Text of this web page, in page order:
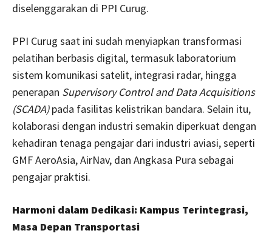
diselenggarakan di PPI Curug.
PPI Curug saat ini sudah menyiapkan transformasi
pelatihan berbasis digital, termasuk laboratorium
sistem komunikasi satelit, integrasi radar, hingga
penerapan Supervisory Control and Data Acquisitions
(SCADA)pada fasilitas kelistrikan bandara. Selain itu,
kolaborasi dengan industri semakin diperkuat dengan
kehadiran tenaga pengajar dari industri aviasi, seperti
GMF AeroAsia, AirNav, dan Angkasa Pura sebagai
pengajar praktisi.
Harmoni dalam Dedikasi: Kampus Terintegrasi,
Masa Depan Transportasi